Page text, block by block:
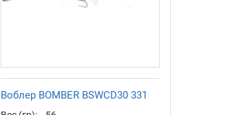
Воблер BOMBER BSWCD30 331